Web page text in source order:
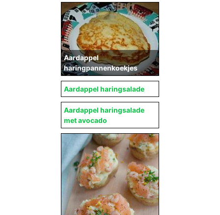
Aardappel
haringpannenkoekjes
Aardappel haringsalade
Aardappel haringsalade
met avocado